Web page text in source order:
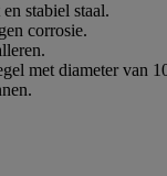
stabiel staal.
corrosie.
met diameter van